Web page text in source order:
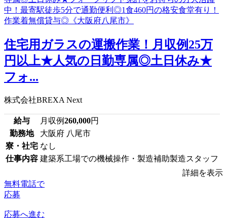
住宅用ガラスの運搬作業！月収例25万
円以上★人気の日勤専属◎土日休み★
フォ...
株式会社BREXA Next
給与 月収例260,000円
勤務地
大阪府 八尾市
寮・社宅 なし
仕事内容 建築系工場での機械操作・製造補助製造スタッフ
詳細を表示
無料電話で
応募
応募へ進む